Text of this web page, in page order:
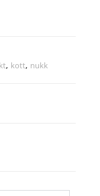
, kott, nukk